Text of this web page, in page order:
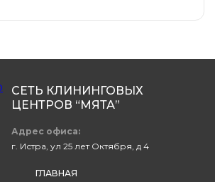
СЕТЬ КЛИНИНГОВЫХ
ЦЕНТРОВ “МЯТА”
Адрес офиса:
г. Истра, ул 25 лет Октября, д 4
ГЛАВНАЯ